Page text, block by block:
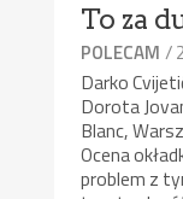
To za
POLECAM /
Darko
Dorota
Blanc,
Ocena
problem z